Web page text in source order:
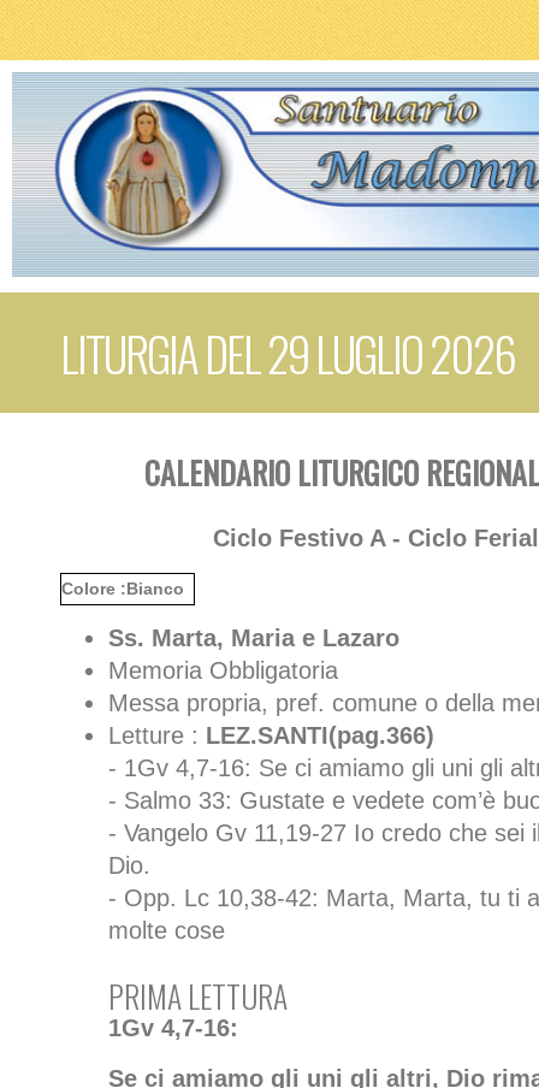
LITURGIA DEL 29 LUGLIO 2026
CALENDARIO LITURGICO
Ciclo Festivo A - Ciclo
Colore :Bianco
Ss. Marta, Maria e Lazaro
Memoria Obbligatoria
Messa propria, pref. comune o della
Letture : LEZ.SANTI(pag.366)
- 1Gv 4,7-16: Se ci amiamo gli uni gli
- Salmo 33: Gustate e vedete com’è
- Vangelo Gv 11,19-27 Io credo che sei
Dio.
- Opp. Lc 10,38-42: Marta, Marta, tu ti
molte cose
PRIMA LETTURA
1Gv 4,7-16:
Se ci amiamo gli uni gli altri, Dio